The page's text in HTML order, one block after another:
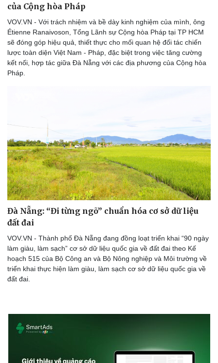
của Cộng hòa Pháp
VOV.VN - Với trách nhiệm và bề dày kinh nghiệm của mình, ông
Étienne Ranaivoson, Tổng Lãnh sự Cộng hòa Pháp tại TP HCM
sẽ đóng góp hiệu quả, thiết thực cho mối quan hệ đối tác chiến
lược toàn diện Việt Nam - Pháp, đặc biệt trong việc tăng cường
kết nối, hợp tác giữa Đà Nẵng với các địa phương của Cộng hòa
Pháp.
Đà Nẵng: “Đi từng ngõ” chuẩn hóa cơ sở dữ liệu
đất đai
VOV.VN - Thành phố Đà Nẵng đang đồng loạt triển khai “90 ngày
làm giàu, làm sạch” cơ sở dữ liệu quốc gia về đất đai theo Kế
hoạch 515 của Bộ Công an và Bộ Nông nghiệp và Môi trường về
triển khai thực hiện làm giàu, làm sạch cơ sở dữ liệu quốc gia về
đất đai.